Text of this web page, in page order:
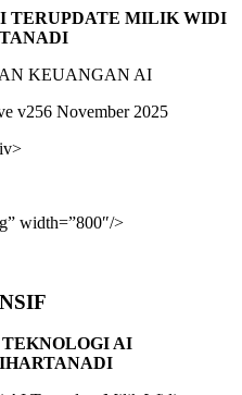
TERUPDATE MILIK WIDI
KEUANGAN AI
v256 November 2025
width=”800″/>
AI